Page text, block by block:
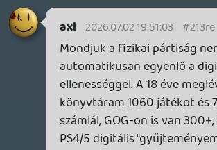
#213qs
Hát, nyertél, a nápolyi az nápolyi 😃
2026.07.02 17:38:28
TheReturnOfDVM 2026.07.02 17:52:23
#213qr